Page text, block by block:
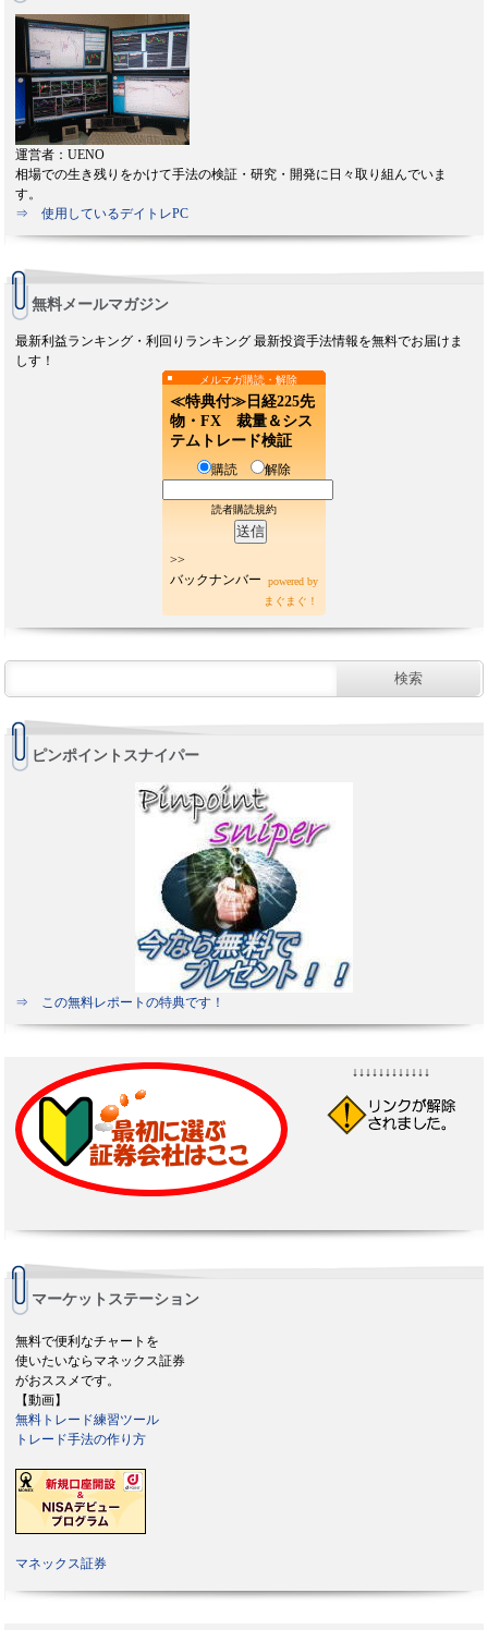
運営者：UENO
相場での生き残りをかけて手法の検証・研究・開発に日々取り組んでいま
す。
⇒ 使用しているデイトレPC
無料メールマガジン
最新利益ランキング・利回りランキング 最新投資手法情報を無料でお届けま
しす！
メルマガ購読・解除
≪特典付≫日経225先
物・FX 裁量＆シス
テムトレード検証
購読 解除
読者購読規約
>>
バックナンバー
powered by
まぐまぐ！
ピンポイントスナイパー
⇒ この無料レポートの特典です！
↓↓↓↓↓↓↓↓↓↓↓↓
マーケットステーション
無料で便利なチャートを
使いたいならマネックス証券
がおススメです。
【動画】
無料トレード練習ツール
トレード手法の作り方
マネックス証券